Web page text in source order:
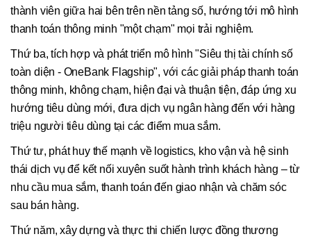
thành viên giữa hai bên trên nền tảng số, hướng tới mô hình
thanh toán thông minh "một chạm" mọi trải nghiệm.
Thứ ba, tích hợp và phát triển mô hình "Siêu thị tài chính số
toàn diện - OneBank Flagship", với các giải pháp thanh toán
thông minh, không chạm, hiện đại và thuận tiện, đáp ứng xu
hướng tiêu dùng mới, đưa dịch vụ ngân hàng đến với hàng
triệu người tiêu dùng tại các điểm mua sắm.
Thứ tư, phát huy thế mạnh về logistics, kho vận và hệ sinh
thái dịch vụ để kết nối xuyên suốt hành trình khách hàng – từ
nhu cầu mua sắm, thanh toán đến giao nhận và chăm sóc
sau bán hàng.
Thứ năm, xây dựng và thực thi chiến lược đồng thương